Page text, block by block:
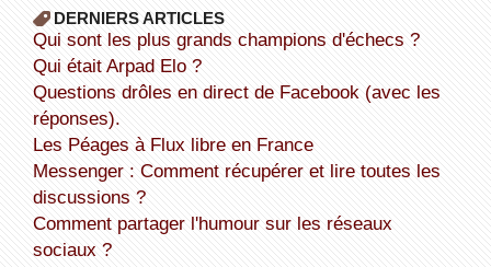
DERNIERS ARTICLES
Qui sont les plus grands champions d'échecs ?
Qui était Arpad Elo ?
Questions drôles en direct de Facebook (avec les
réponses).
Les Péages à Flux libre en France
Messenger : Comment récupérer et lire toutes les
discussions ?
Comment partager l'humour sur les réseaux
sociaux ?